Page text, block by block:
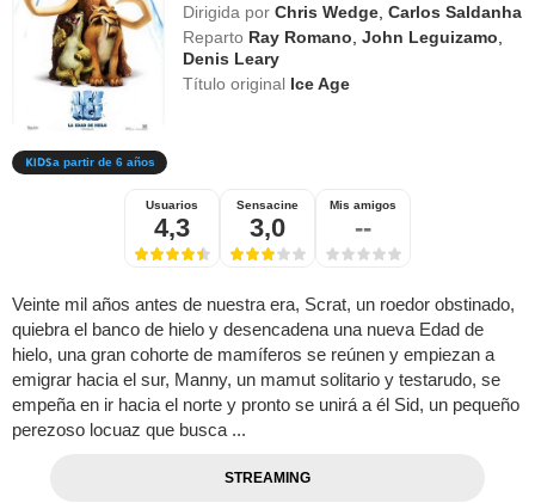
Dirigida por Chris Wedge ,Carlos Saldanha
Reparto Ray Romano ,John Leguizamo
Denis Leary
Título original Ice Age
a partir de 6 años
Usuarios
4,3
Sensacine
3,0
Mis amigos
--
Veinte mil años antes de nuestra era, Scrat, un roedor obstinado,
quiebra el banco de hielo y desencadena una nueva Edad de
hielo, una gran cohorte de mamíferos se reúnen y empiezan a
emigrar hacia el sur, Manny, un mamut solitario y testarudo, se
empeña en ir hacia el norte y pronto se unirá a él Sid, un pequeño
perezoso locuaz que busca ...
STREAMING